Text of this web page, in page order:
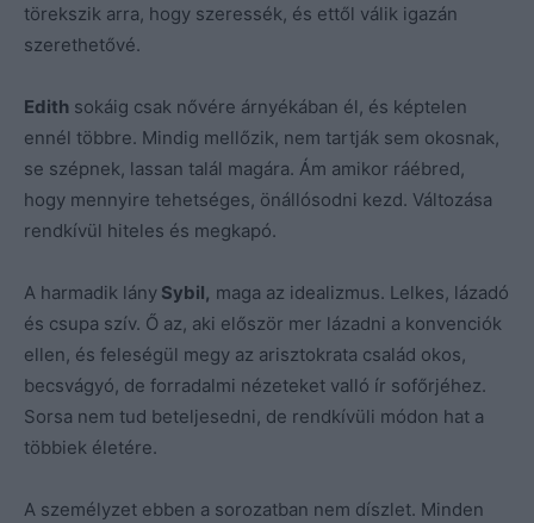
törekszik arra, hogy szeressék, és ettől válik igazán
szerethetővé.
Edith sokáig csak nővére árnyékában él, és képtelen
ennél többre. Mindig mellőzik, nem tartják sem okosnak,
se szépnek, lassan talál magára. Ám amikor ráébred,
hogy mennyire tehetséges, önállósodni kezd. Változása
rendkívül hiteles és megkapó.
A harmadik lány Sybil, maga az idealizmus. Lelkes, lázadó
és csupa szív. Ő az, aki először mer lázadni a konvenciók
ellen, és feleségül megy az arisztokrata család okos,
becsvágyó, de forradalmi nézeteket valló ír sofőrjéhez.
Sorsa nem tud beteljesedni, de rendkívüli módon hat a
többiek életére.
A személyzet ebben a sorozatban nem díszlet. Minden